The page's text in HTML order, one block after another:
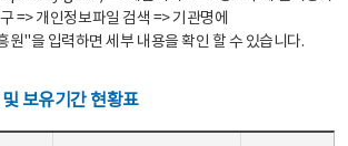
=> 개인정보파일 검색 => 기관명에
원"을 입력하면 세부 내용을 확인 할 수 있습니다.
보유기간 현황표